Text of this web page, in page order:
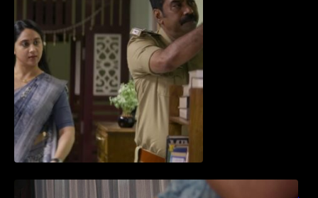
തിയേറ്ററിൽ വൻ വിജയമായി മുന്നേറിയ